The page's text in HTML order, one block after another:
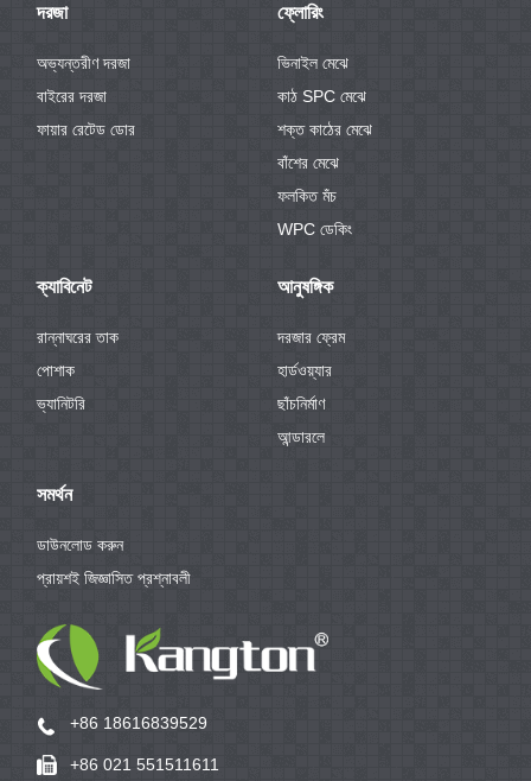
দরজা
অভ্যন্তরীণ দরজা
বাইরের দরজা
ফায়ার রেটেড ডোর
ফ্লোরিং
ভিনাইল মেঝে
কাঠ SPC মেঝে
শক্ত কাঠের মেঝে
বাঁশের মেঝে
ফলকিত মঁচ
WPC ডেকিং
ক্যাবিনেট
রান্নাঘরের তাক
পোশাক
ভ্যানিটরি
আনুষঙ্গিক
দরজার ফ্রেম
হার্ডওয়্যার
ছাঁচনির্মাণ
আন্ডারলে
সমর্থন
ডাউনলোড করুন
প্রায়শই জিজ্ঞাসিত প্রশ্নাবলী
+86 18616839529
+86 021 551511611